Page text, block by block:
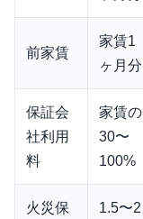
前家賃
家賃1
ヶ月分
保証会
社利用
料
家賃の
30〜
100%
火災保
1.5〜2